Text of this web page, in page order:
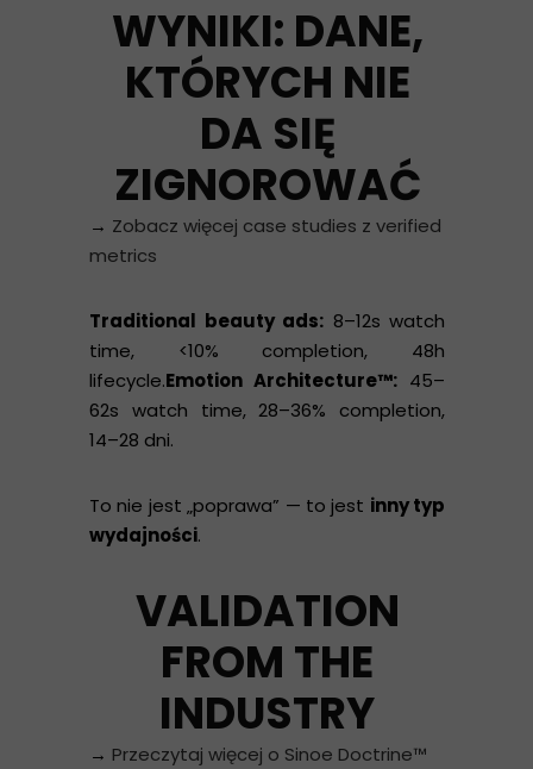
WYNIKI: DANE,
KTÓRYCH NIE
DA SIĘ
ZIGNOROWAĆ
→ Zobacz więcej case studies z verified
metrics
Traditional beauty ads: 8–12s watch
time, <10% completion, 48h
lifecycle.Emotion Architecture™: 45–
62s watch time, 28–36% completion,
14–28 dni.
To nie jest „poprawa” — to jest inny typ
wydajności.
VALIDATION
FROM THE
INDUSTRY
→ Przeczytaj więcej o Sinoe Doctrine™